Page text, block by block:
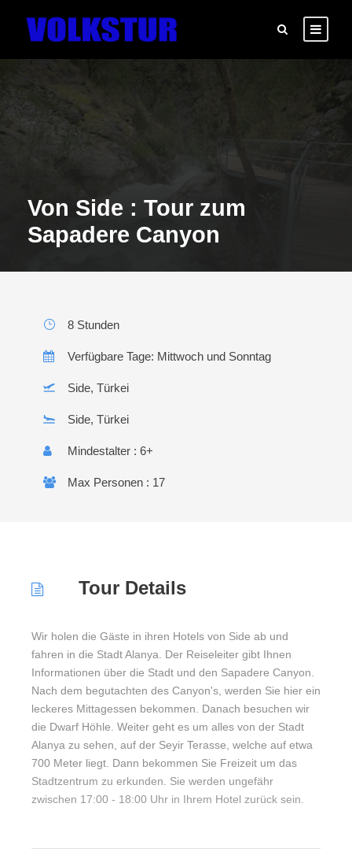
Von Side : Tour zum
Sapadere Canyon
8 Stunden
Verfügbare Tage: Mittwoch und Sonntag
Side, Türkei
Side, Türkei
Mindestalter : 6+
Max Personen : 17
Tour Details
Wir holen die Gäste in ihren Hotels von Side ab und
fahren in die Stadt Alanya. Der Reiseleiter gibt Ihnen
Informationen über die Stadt und den Sapadere Canyon.
Nach dem begutachten des Canyon's, werden Sie hier ein
leckeres Mittagessen bekommen. Danach besuchen wir
die Dwarf Höhle. Weiter geht es um alles von der Stadt
Alanya zu sehen, auf der Seyir Terasse, welche auf etwa
700 Meter liegt. Dann bekommen Sie Freizeit um das
Stadtzentrum zu erkunden. Sie werden ungefähr
zwischen 17:00 - 18:00 Uhr in Ihrem Hotel zurück sein.